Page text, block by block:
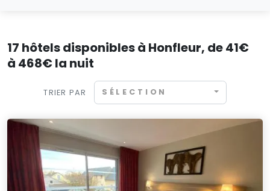
17 hôtels disponibles à Honfleur, de 41€
à 468€ la nuit
TRIER PAR SÉLECTION